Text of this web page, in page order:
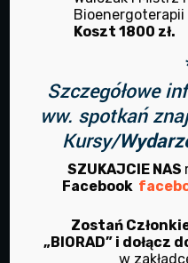
DOTYK DLA ZDROWIA
RADIESTEZJA
TERAPIE MANUALNE
ZIOŁOLECZNICTWO
Ostatnie artykuły
08 kwi 2026
Koszt 1800 zł.
Szczegółowe
ww. spotkań
Kursy/
SZUKAJCIE NAS
Facebook
Zostań
„BIORAD” i dołącz
w